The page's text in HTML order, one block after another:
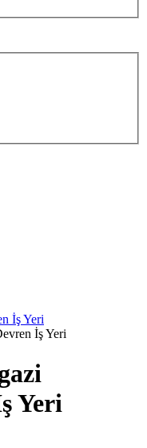
İş Yeri
İş Yeri
Yeri